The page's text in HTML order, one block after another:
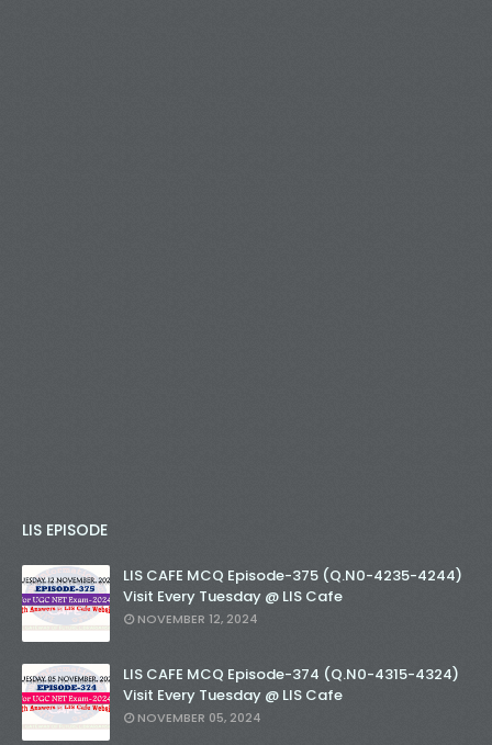
LIS EPISODE
LIS CAFE MCQ Episode-375 (Q.N0-4235-4244)
Visit Every Tuesday @ LIS Cafe
NOVEMBER 12, 2024
LIS CAFE MCQ Episode-374 (Q.N0-4315-4324)
Visit Every Tuesday @ LIS Cafe
NOVEMBER 05, 2024